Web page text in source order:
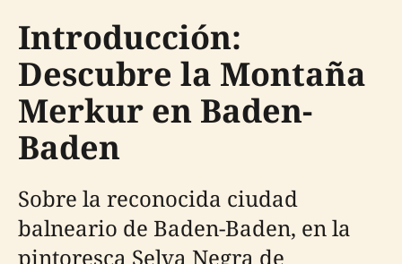
Introducción:
Descubre la Montaña
Merkur en Baden-
Baden
Sobre la reconocida ciudad
balneario de Baden-Baden, en la
pintoresca Selva Negra de